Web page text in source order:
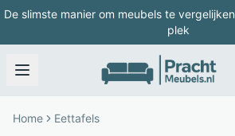
De slimste manier om meubels te
plek
Home Eettafels